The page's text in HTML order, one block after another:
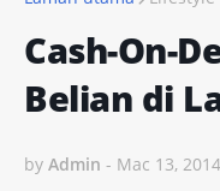
Cash-On-
Belian di
by Admin - Mac 13, 2014